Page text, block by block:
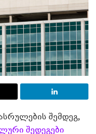
შემდეგ,
შედეგები